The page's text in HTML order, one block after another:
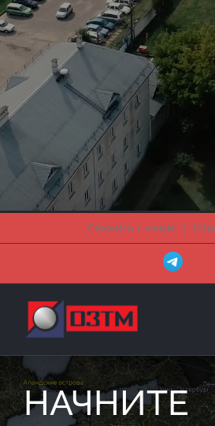
Свяжись с нами! |
Наш
НАЧНИТЕ